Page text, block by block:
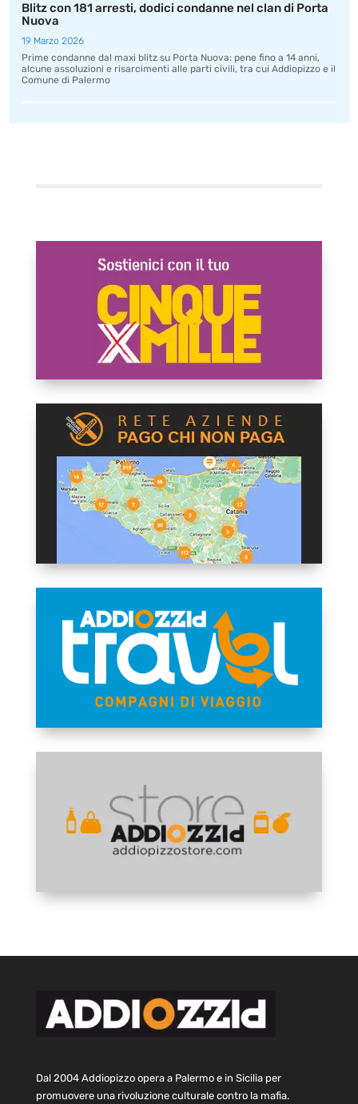
Blitz con 181 arresti, dodici condanne nel clan di Porta
Nuova
19 Marzo 2026
Prime condanne dal maxi blitz su Porta Nuova: pene fino a 14 anni,
alcune assoluzioni e risarcimenti alle parti civili, tra cui Addiopizzo e il
Comune di Palermo
Dal 2004 Addiopizzo opera a Palermo e in Sicilia per
promuovere una rivoluzione culturale contro la mafia.